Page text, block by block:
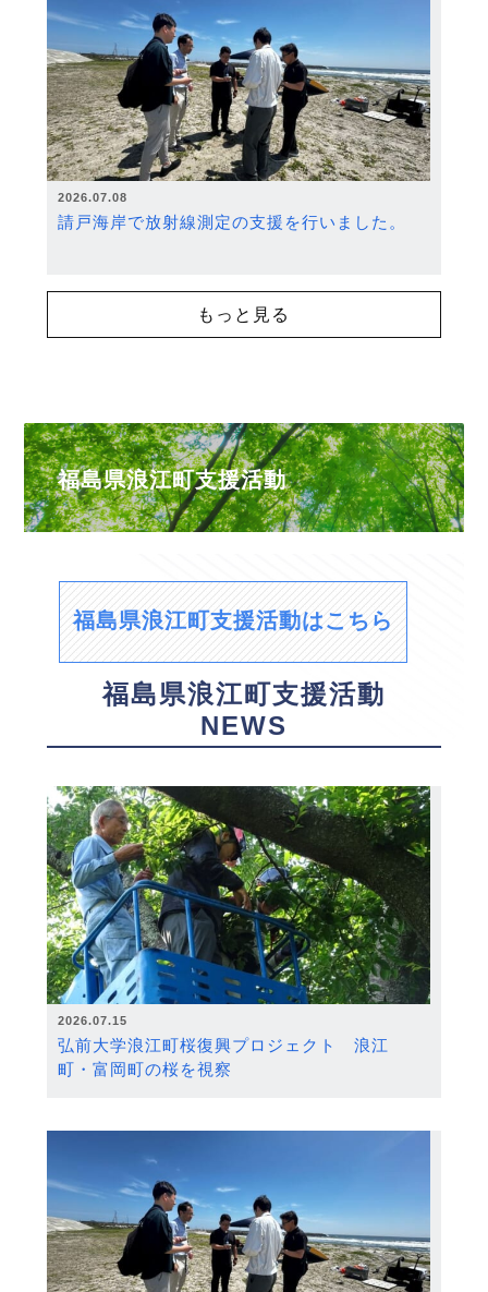
2026.07.08
請戸海岸で放射線測定の支援を行いました。
もっと見る
福島県浪江町支援活動
福島県浪江町支援活動はこちら
福島県浪江町支援活動
NEWS
2026.07.15
弘前大学浪江町桜復興プロジェクト 浪江
町・富岡町の桜を視察